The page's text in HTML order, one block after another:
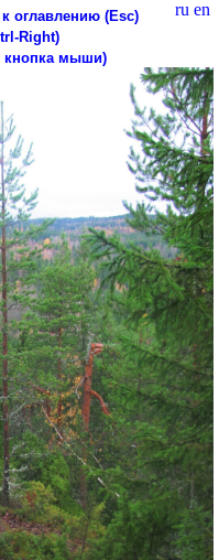
ru en
к оглавлению (Esc)
Right)
кнопка мыши)